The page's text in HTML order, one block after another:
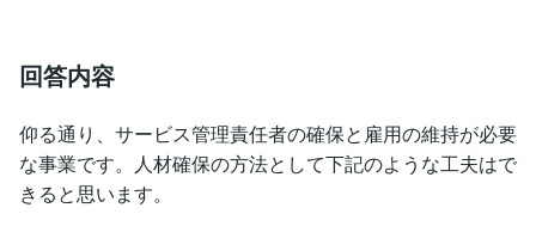
回答内容
仰る通り、サービス管理責任者の確保と雇用の維持が必要
な事業です。人材確保の方法として下記のような工夫はで
きると思います。